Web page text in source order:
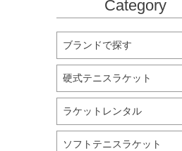
Category
ブランドで探す
硬式テニスラケット
ラケットレンタル
ソフトテニスラケット